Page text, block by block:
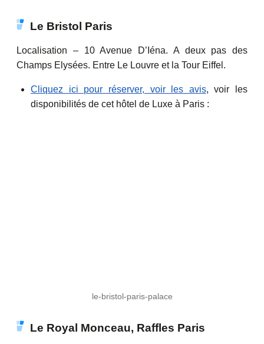
Le Bristol Paris
Localisation – 10 Avenue D’Iéna. A deux pas des
Champs Elysées. Entre Le Louvre et la Tour Eiffel.
Cliquez ici pour réserver, voir les avis, voir les
disponibilités de cet hôtel de Luxe à Paris :
le-bristol-paris-palace
Le Royal Monceau, Raffles Paris